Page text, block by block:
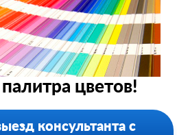
цветов!
консультанта с